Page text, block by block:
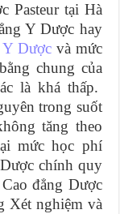
Pasteur tại Hà
Y Dược hay
Y Dược và mức
chung của
là khá thấp.
trong suốt
tăng theo
mức học phí
chính quy
đẳng Dược
Xét nghiệm và